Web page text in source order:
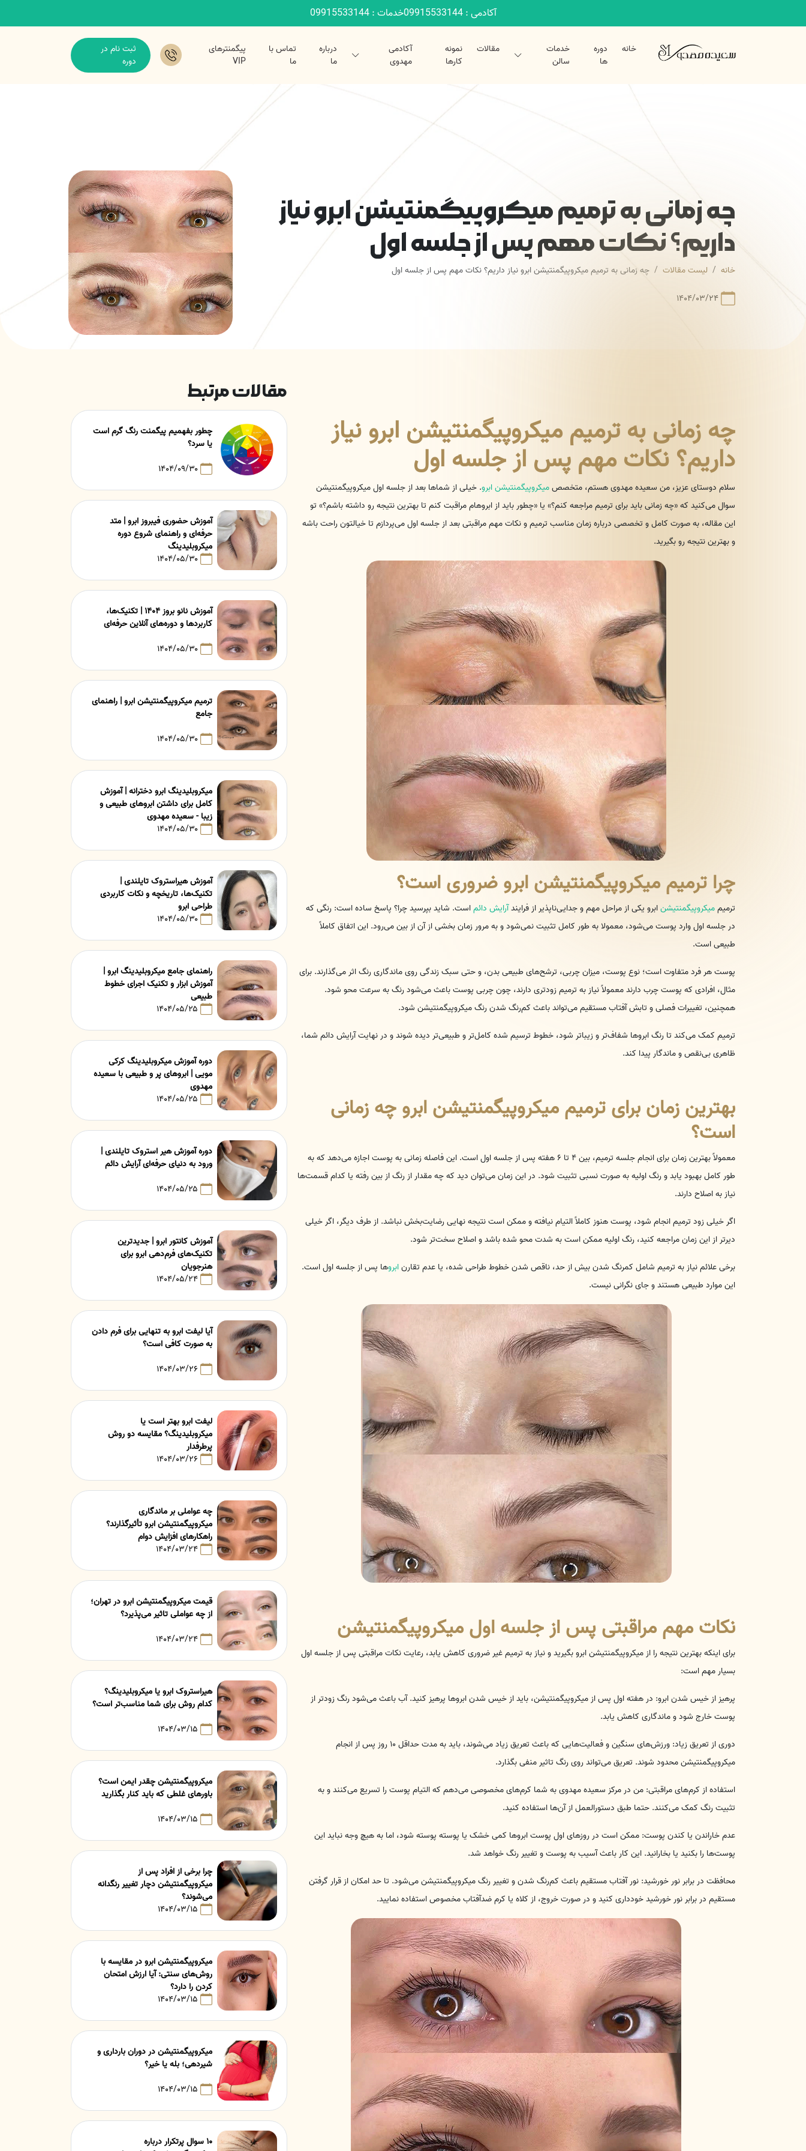
آکادمی : 09915533144 خدمات : 09915533144
خانه
دوره
ها
خدمات
سالن
مقالات
نمونه
کارها
آکادمی
مهدوی
درباره
ما
تماس با
ما
پیگمنترهای
VIP
ثبت نام در
دوره
چه زمانی به ترمیم میکروپیگمنتیشن ابرو نیاز
داریم؟ نکات مهم پس از جلسه اول
خانه لیست مقالات چه زمانی به ترمیم میکروپیگمنتیشن ابرو نیاز داریم؟ نکات مهم پس از جلسه اول
۱۴۰۴/۰۳/۲۴
چه زمانی به ترمیم میکروپیگمنتیشن ابرو نیاز
داریم؟ نکات مهم پس از جلسه اول
سلام دوستای عزیز، من سعیده مهدوی هستم، متخصصمیکروپیگمنتیشن ابرو. خیلی از شماها بعد از جلسه اول میکروپیگمنتیشن
سوال می‌کنید که «چه زمانی باید برای ترمیم مراجعه کنم؟» یا «چطور باید از ابروهام مراقبت کنم تا بهترین نتیجه رو داشته باشم؟» تو
این مقاله، به صورت کامل و تخصصی درباره زمان مناسب ترمیم و نکات مهم مراقبتی بعد از جلسه اول می‌پردازم تا خیالتون راحت باشه
و بهترین نتیجه رو بگیرید.
چرا ترمیم میکروپیگمنتیشن ابرو ضروری است؟
ترمیممیکروپیگمنتیشنابرو یکی از مراحل مهم و جدایی‌ناپذیر از فرایندآرایش دائماست. شاید بپرسید چرا؟ پاسخ ساده است: رنگی که
در جلسه اول وارد پوست می‌شود، معمولا به طور کامل تثبیت نمی‌شود و به مرور زمان بخشی از آن از بین می‌رود. این اتفاق کاملاً
طبیعی است.
پوست هر فرد متفاوت است؛ نوع پوست، میزان چربی، ترشح‌های طبیعی بدن، و حتی سبک زندگی روی ماندگاری رنگ اثر می‌گذارند. برای
مثال، افرادی که پوست چرب دارند معمولاً نیاز به ترمیم زودتری دارند، چون چربی پوست باعث می‌شود رنگ به سرعت محو شود.
همچنین، تغییرات فصلی و تابش آفتاب مستقیم می‌تواند باعث کم‌رنگ شدن رنگ میکروپیگمنتیشن شود.
ترمیم کمک می‌کند تا رنگ ابروها شفاف‌تر و زیباتر شود، خطوط ترسیم شده کامل‌تر و طبیعی‌تر دیده شوند و در نهایت آرایش دائم شما،
ظاهری بی‌نقص و ماندگار پیدا کند.
بهترین زمان برای ترمیم میکروپیگمنتیشن ابرو چه زمانی
است؟
معمولاً بهترین زمان برای انجام جلسه ترمیم، بین ۴ تا ۶ هفته پس از جلسه اول است. این فاصله زمانی به پوست اجازه می‌دهد که به
طور کامل بهبود یابد و رنگ اولیه به صورت نسبی تثبیت شود. در این زمان می‌توان دید که چه مقدار از رنگ از بین رفته یا کدام قسمت‌ها
نیاز به اصلاح دارند.
اگر خیلی زود ترمیم انجام شود، پوست هنوز کاملاً التیام نیافته و ممکن است نتیجه نهایی رضایت‌بخش نباشد. از طرف دیگر، اگر خیلی
دیرتر از این زمان مراجعه کنید، رنگ اولیه ممکن است به شدت محو شده باشد و اصلاح سخت‌تر شود.
برخی علائم نیاز به ترمیم شامل کمرنگ شدن بیش از حد، ناقص شدن خطوط طراحی شده، یا عدم تقارنابروها پس از جلسه اول است.
این موارد طبیعی هستند و جای نگرانی نیست.
نکات مهم مراقبتی پس از جلسه اول میکروپیگمنتیشن
برای اینکه بهترین نتیجه را از میکروپیگمنتیشن ابرو بگیرید و نیاز به ترمیم غیر ضروری کاهش یابد، رعایت نکات مراقبتی پس از جلسه اول
بسیار مهم است:
پرهیز از خیس شدن ابرو: در هفته اول پس از میکروپیگمنتیشن، باید از خیس شدن ابروها پرهیز کنید. آب باعث می‌شود رنگ زودتر از
پوست خارج شود و ماندگاری کاهش یابد.
دوری از تعریق زیاد: ورزش‌های سنگین و فعالیت‌هایی که باعث تعریق زیاد می‌شوند، باید به مدت حداقل ۱۰ روز پس از انجام
میکروپیگمنتیشن محدود شوند. تعریق می‌تواند روی رنگ تاثیر منفی بگذارد.
استفاده از کرم‌های مراقبتی: من در مرکز سعیده مهدوی به شما کرم‌های مخصوصی می‌دهم که التیام پوست را تسریع می‌کنند و به
تثبیت رنگ کمک می‌کنند. حتما طبق دستورالعمل از آن‌ها استفاده کنید.
عدم خاراندن یا کندن پوست: ممکن است در روزهای اول پوست ابروها کمی خشک یا پوسته پوسته شود، اما به هیچ وجه نباید این
پوست‌ها را بکنید یا بخارانید. این کار باعث آسیب به پوست و تغییر رنگ خواهد شد.
محافظت در برابر نور خورشید: نور آفتاب مستقیم باعث کم‌رنگ شدن و تغییر رنگ میکروپیگمنتیشن می‌شود. تا حد امکان از قرار گرفتن
مستقیم در برابر نور خورشید خودداری کنید و در صورت خروج، از کلاه یا کرم ضدآفتاب مخصوص استفاده نمایید.
مقالات مرتبط
چطور بفهمیم پیگمنت رنگ گرم است
یا سرد؟
۱۴۰۴/۰۹/۳۰
آموزش حضوری فیبروز ابرو | متد
حرفه‌ای و راهنمای شروع دوره
میکروبلیدینگ
۱۴۰۴/۰۵/۳۰
آموزش نانو بروز ۱۴۰۴ | تکنیک‌ها،
کاربردها و دوره‌های آنلاین حرفه‌ای
۱۴۰۴/۰۵/۳۰
ترمیم میکروپیگمنتیشن ابرو | راهنمای
جامع
۱۴۰۴/۰۵/۳۰
میکروبلیدینگ ابرو دخترانه | آموزش
کامل برای داشتن ابروهای طبیعی و
زیبا - سعیده مهدوی
۱۴۰۴/۰۵/۳۰
آموزش هیراستروک تایلندی |
تکنیک‌ها، تاریخچه و نکات کاربردی
طراحی ابرو
۱۴۰۴/۰۵/۳۰
راهنمای جامع میکروبلیدینگ ابرو |
آموزش ابزار و تکنیک اجرای خطوط
طبیعی
۱۴۰۴/۰۵/۲۵
دوره آموزش میکروبلیدینگ کرکی
مویی | ابروهای پر و طبیعی با سعیده
مهدوی
۱۴۰۴/۰۵/۲۵
دوره آموزش هیر استروک تایلندی |
ورود به دنیای حرفه‌ای آرایش دائم
۱۴۰۴/۰۵/۲۵
آموزش کانتور ابرو | جدیدترین
تکنیک‌های فرم‌دهی ابرو برای
هنرجویان
۱۴۰۴/۰۵/۲۴
آیا لیفت ابرو به تنهایی برای فرم دادن
به صورت کافی است؟
۱۴۰۴/۰۳/۲۶
لیفت ابرو بهتر است یا
میکروبلیدینگ؟ مقایسه دو روش
پرطرفدار
۱۴۰۴/۰۳/۲۶
چه عواملی بر ماندگاری
میکروپیگمنتیشن ابرو تأثیرگذارند؟
راهکارهای افزایش دوام
۱۴۰۴/۰۳/۲۴
قیمت میکروپیگمنتیشن ابرو در تهران؛
از چه عواملی تاثیر می‌پذیرد؟
۱۴۰۴/۰۳/۲۴
هیراستروک ابرو یا میکروبلیدینگ؟
کدام روش برای شما مناسب‌تر است؟
۱۴۰۴/۰۳/۱۵
میکروپیگمنتیشن چقدر ایمن است؟
باورهای غلطی که باید کنار بگذارید
۱۴۰۴/۰۳/۱۵
چرا برخی از افراد پس از
میکروپیگمنتیشن دچار تغییر رنگدانه
می‌شوند؟
۱۴۰۴/۰۳/۱۵
میکروپیگمنتیشن ابرو در مقایسه با
روش‌های سنتی: آیا ارزش امتحان
کردن را دارد؟
۱۴۰۴/۰۳/۱۵
میکروپیگمنتیشن در دوران بارداری و
شیردهی؛ بله یا خیر؟
۱۴۰۴/۰۳/۱۵
۱۰ سوال پرتکرار درباره